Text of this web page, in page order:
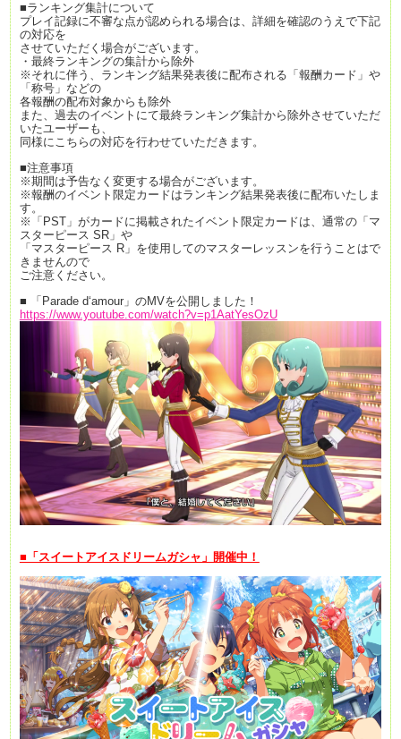
■ランキング集計について
プレイ記録に不審な点が認められる場合は、詳細を確認のうえで下記
の対応を
させていただく場合がございます。
・最終ランキングの集計から除外
※それに伴う、ランキング結果発表後に配布される「報酬カード」や
「称号」などの
各報酬の配布対象からも除外
また、過去のイベントにて最終ランキング集計から除外させていただ
いたユーザーも、
同様にこちらの対応を行わせていただきます。
■注意事項
※期間は予告なく変更する場合がございます。
※報酬のイベント限定カードはランキング結果発表後に配布いたしま
す。
※「PST」がカードに掲載されたイベント限定カードは、通常の「マ
スターピース SR」や
「マスターピース R」を使用してのマスターレッスンを行うことはで
きませんので
ご注意ください。
■ 「Parade d‘amour」のMVを公開しました！
https://www.youtube.com/watch?v=p1AatYesOzU
■「スイートアイスドリームガシャ」開催中！